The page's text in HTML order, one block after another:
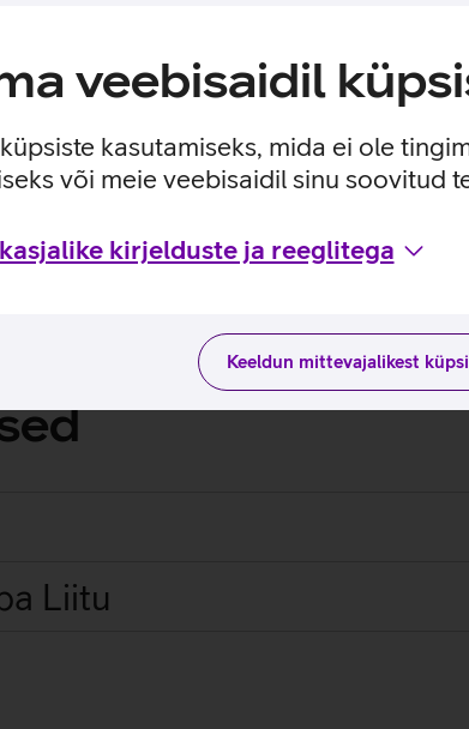
veebisaidil
kasutamiseks, mida ei ole
või meie veebisaidil sinu soovitud
kirjelduste ja reeglitega
Keeldun mittevajalikest
kasuta
enne
Liitu